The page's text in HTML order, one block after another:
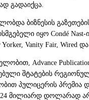
გადაიქცა.
ბიზნესის
იყო Condé
Vanity Fair, Wired
Advance
შტატების
პულიცერის პრემია
მილიარდ დოლარად